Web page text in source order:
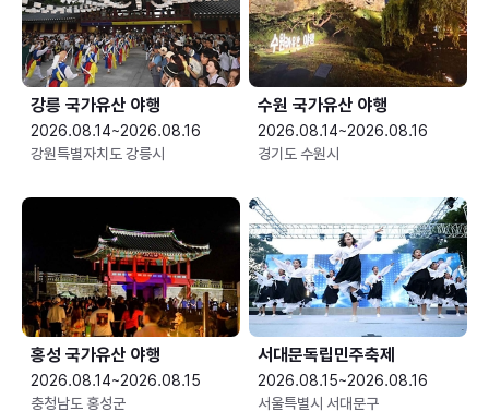
강릉 국가유산 야행
2026.08.14~2026.08.16
강원특별자치도 강릉시
수원 국가유산 야행
2026.08.14~2026.08.16
경기도 수원시
홍성 국가유산 야행
2026.08.14~2026.08.15
충청남도 홍성군
서대문독립민주축제
2026.08.15~2026.08.16
서울특별시 서대문구